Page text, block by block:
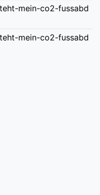
mein-co2-fussabd
mein-co2-fussabd